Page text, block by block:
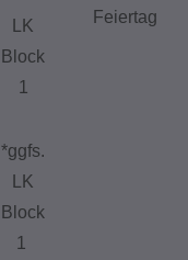
Feiertag
LK
Block
1
*ggfs.
LK
Block
1